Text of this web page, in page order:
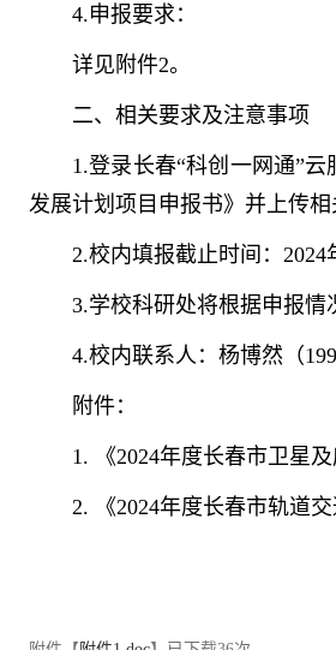
4.申报要求：
详见附件2。
二、相关要求及注意事项
1.登录长春“科创一网通”
发展计划项目申报书》并上传相
2.校内填报截止时间：2024
3.学校科研处将根据申报情
4.校内联系人：杨博然（
附件：
1. 《2024年度长春市卫星
2. 《2024年度长春市轨道